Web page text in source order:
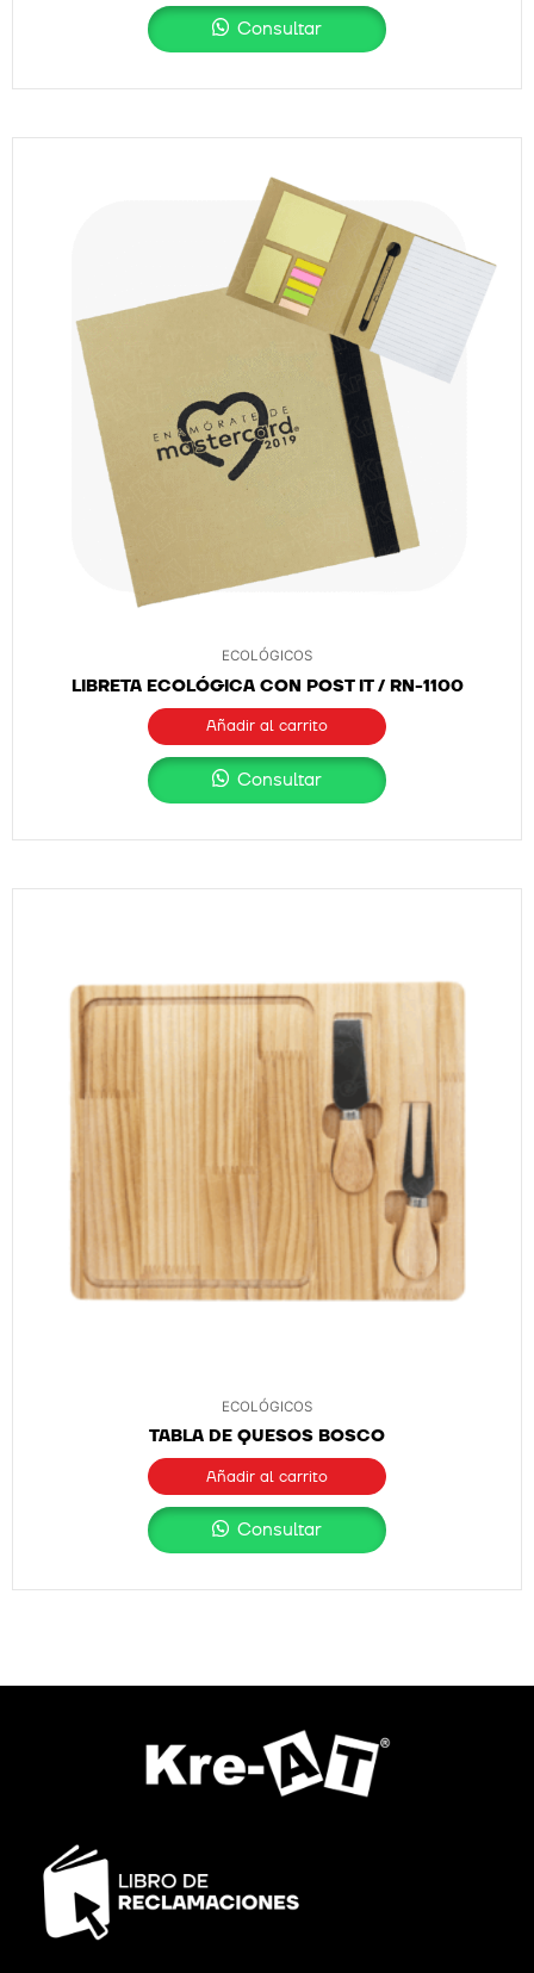
Consultar
ECOLÓGICOS
LIBRETA ECOLÓGICA CON POST IT / RN-1100
Añadir al carrito
Consultar
ECOLÓGICOS
TABLA DE QUESOS BOSCO
Añadir al carrito
Consultar